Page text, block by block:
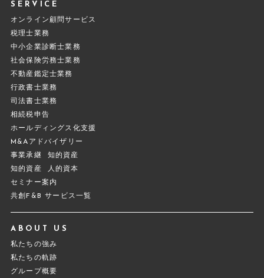
SERVICE
オンライン顧問サービス
税理士業務
中小企業診断士業務
社会保険労務士業務
不動産鑑定士業務
行政書士業務
司法書士業務
相続税申告
ホールディングス化支援
M&Aアドバイザリー
事業承継
知的資産
知的資産
人的資本
セミナー案内
共創F&B サービス一覧
ABOUT US
私たちの強み
私たちの軌跡
グループ概要